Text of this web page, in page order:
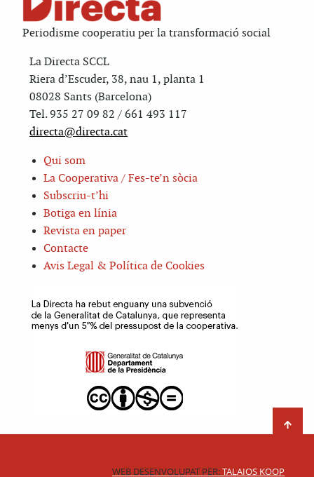
Periodisme cooperatiu per la transformació social
La Directa SCCL
Riera d’Escuder, 38, nau 1, planta 1
08028 Sants (Barcelona)
Tel. 935 27 09 82 / 661 493 117
directa@directa.cat
Qui som
La Cooperativa / Fes-te’n sòcia
Subscriu-t’hi
Botiga en línia
Revista en paper
Contacte
Avis Legal & Política de Cookies
WEB DESENVOLUPAT PER:TALAIOS KOOP